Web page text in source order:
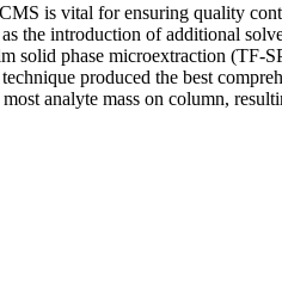
is vital for ensuring quality
the introduction of additional
phase microextraction (TF-
produced the best
analyte mass on column,